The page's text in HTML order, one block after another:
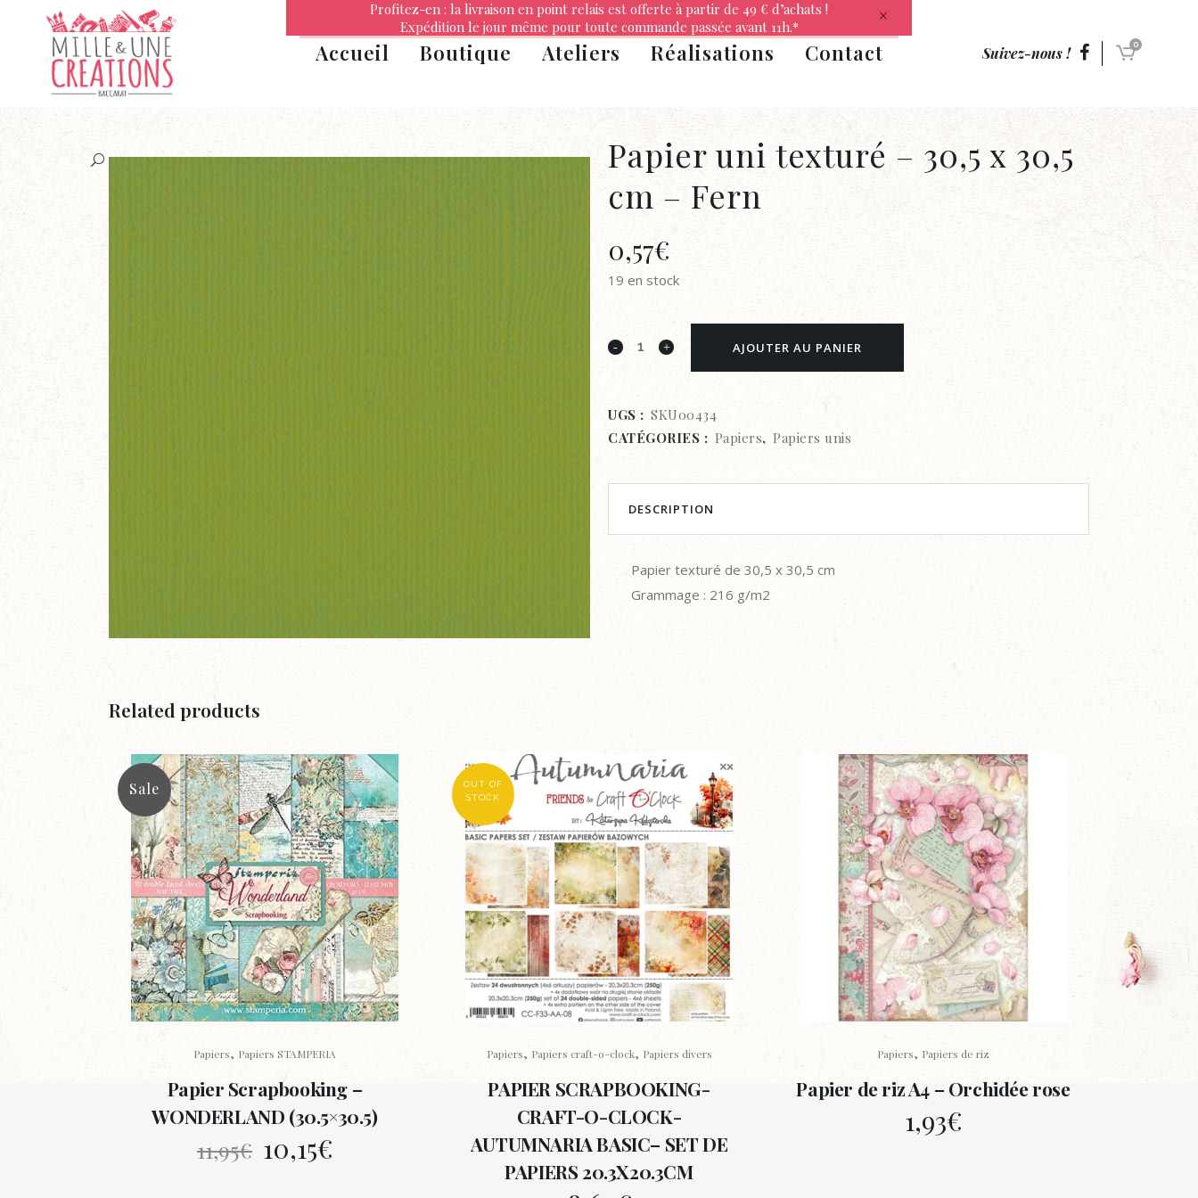
Suivez-nous ! 0
Accueil Boutique Ateliers Réalisations Contact
Papier uni texturé – 30,5 x 30,5
cm – Fern
0,57€
19 en stock
Papier
texturé
-
AJOUTER AU PANIER
UGS : SKU00434
CATÉGORIES : Papiers, Papiers unis
DESCRIPTION
Papier texturé de 30,5 x 30,5 cm
Grammage : 216 g/m2
Related products
Sale
Papiers, Papiers STAMPERIA
Papier Scrapbooking –
WONDERLAND (30.5×30.5)
11,95€ Le
10,15€
OUT OF
STOCK
Papiers, Papiers craft-o-clock, Papiers divers
PAPIER SCRAPBOOKING-
CRAFT-O-CLOCK-
AUTUMNARIA BASIC– SET DE
PAPIERS 20.3X20.3CM
Papiers, Papiers de riz
Papier de riz A4 – Orchidée rose
1,93€
Profitez-en : la livraison en point relais est offerte à partir de 49 € d’achats !
Expédition le jour même pour toute commande passée avant 11h.*